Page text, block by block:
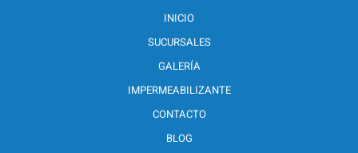
INICIO
SUCURSALES
GALERÍA
IMPERMEABILIZANTE
CONTACTO
BLOG